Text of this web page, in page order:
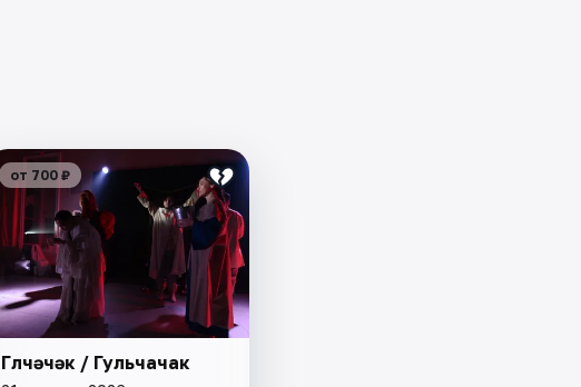
от 700 ₽
Гөлчәчәк / Гульчачак